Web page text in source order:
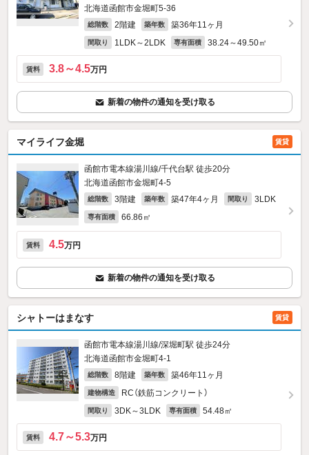
北海道函館市金堀町5-36
総階数 2階建 築年数 築36年11ヶ月
間取り 1LDK～2LDK 専有面積 38.24～49.50㎡
賃料 3.8～4.5万円
新着の物件の通知を受け取る
マイライフ金堀 賃貸
函館市電本線湯川線/千代台駅 徒歩20分
北海道函館市金堀町4-5
総階数 3階建 築年数 築47年4ヶ月 間取り 3LDK
専有面積 66.86㎡
賃料 4.5万円
新着の物件の通知を受け取る
シャトーはまなす 賃貸
函館市電本線湯川線/深堀町駅 徒歩24分
北海道函館市金堀町4-1
総階数 8階建 築年数 築46年11ヶ月
建物構造 RC（鉄筋コンクリート）
間取り 3DK～3LDK 専有面積 54.48㎡
賃料 4.7～5.3万円